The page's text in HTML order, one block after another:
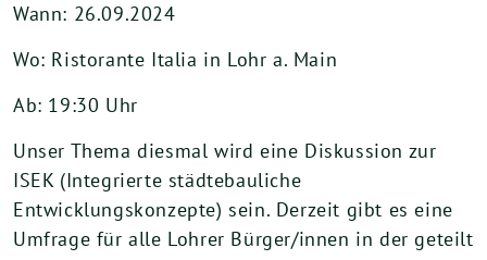
Wann: 26.09.2024
Wo: Ristorante Italia in Lohr a. Main
Ab: 19:30 Uhr
Unser Thema diesmal wird eine Diskussion zur
ISEK (Integrierte städtebauliche
Entwicklungskonzepte) sein. Derzeit gibt es eine
Umfrage für alle Lohrer Bürger/innen in der geteilt